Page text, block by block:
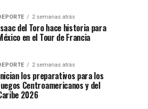
2 semanas atrás
del Toro hace historia para
en el Tour de Francia
2 semanas atrás
los preparativos para los
Centroamericanos y del
2026